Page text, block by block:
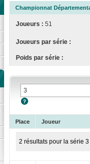
Championnat
Joueurs : 51
Joueurs par série :
Poids par série :
Place Joueur
2 résultats pour la série 3